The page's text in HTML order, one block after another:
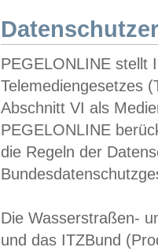
PEGELONLINE stellt
Telemediengesetzes
Abschnitt VI als
PEGELONLINE
die Regeln der
Die Wasserstraßen-
und das ITZBund